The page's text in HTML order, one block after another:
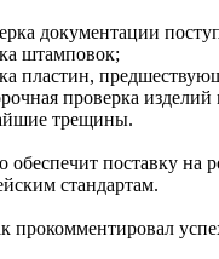
документации
штамповок;
пластин,
проверка
трещины.
обеспечит поставку на
стандартам.
прокомментировал